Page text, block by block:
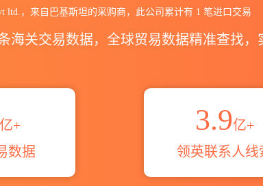
ltd.，来自巴基斯坦的采购商，此公司累计有 1 笔进口交易
海关交易数据，全球贸易数据精准查找
亿+
数据
3.9亿+
领英联系人线